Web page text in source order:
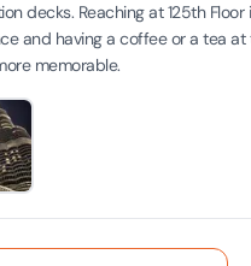
decks. Reaching at 125th Floor
and having a coffee or a tea at
memorable.